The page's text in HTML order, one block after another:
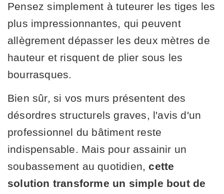
Pensez simplement à tuteurer les tiges les
plus impressionnantes, qui peuvent
allègrement dépasser les deux mètres de
hauteur et risquent de plier sous les
bourrasques.
Bien sûr, si vos murs présentent des
désordres structurels graves, l'avis d'un
professionnel du bâtiment reste
indispensable. Mais pour assainir un
soubassement au quotidien,cette
solution transforme un simple bout de